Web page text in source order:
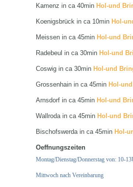
Kamenz in ca 40min Hol-und
Koenigsbrück in ca 10min Hol-
Meissen in ca 45min Hol-und
Radebeul in ca 30min Hol-und
Coswig in ca 30min Hol-und
Grossenhain in ca 45min Hol-
Arnsdorf in ca 45min Hol-und
Wallroda in ca 45min Hol-und
Bischofswerda in ca 45min Hol-
Oeffnungszeiten
Montag/Dienstag/Donnerstag von: 10-
Mittwoch nach Vereinbarung